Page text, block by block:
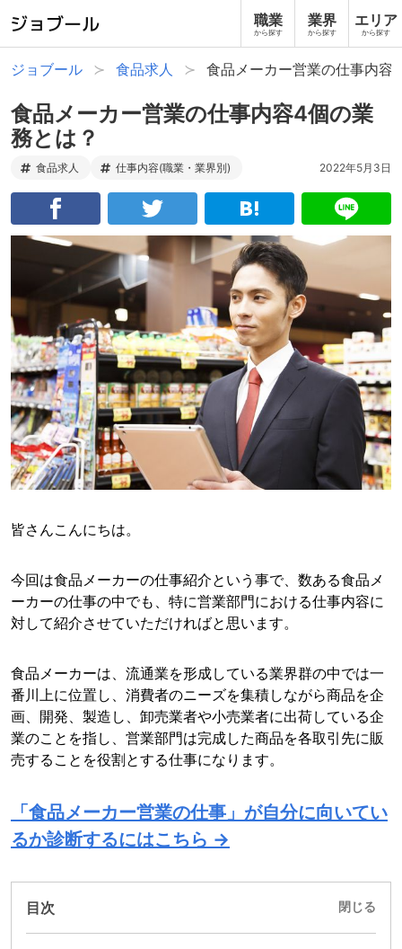
職業
から探す
業界
から探す
エリア
から探す
ジョブール 食品求人 食品メーカー営業の仕事内容
食品メーカー営業の仕事内容4個の業
務とは？
食品求人 仕事内容(職業・業界別) 2022年5月3日
皆さんこんにちは。
今回は食品メーカーの仕事紹介という事で、数ある食品メ
ーカーの仕事の中でも、特に営業部門における仕事内容に
対して紹介させていただければと思います。
食品メーカーは、流通業を形成している業界群の中では一
番川上に位置し、消費者のニーズを集積しながら商品を企
画、開発、製造し、卸売業者や小売業者に出荷している企
業のことを指し、営業部門は完成した商品を各取引先に販
売することを役割とする仕事になります。
「食品メーカー営業の仕事」が自分に向いてい
るか診断するにはこちら →
目次 閉じる